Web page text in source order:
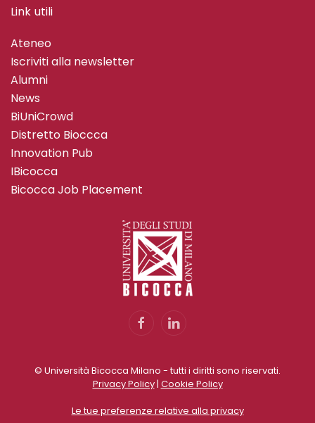
Link utili
Ateneo
Iscriviti alla newsletter
Alumni
News
BiUniCrowd
Distretto Bioccca
Innovation Pub
IBicocca
Bicocca Job Placement
© Università Bicocca Milano - tutti i diritti sono riservati.
Privacy Policy| Cookie Policy
Le tue preferenze relative alla privacy